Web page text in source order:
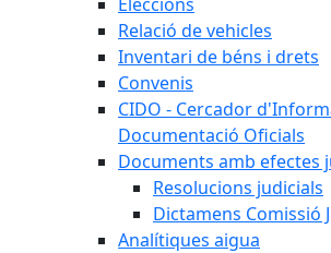
Relació de vehicles
Inventari de béns i drets
Convenis
CIDO - Cercador
Documentació Oficials
Documents amb efectes
Resolucions judicials
Dictamens Comissió
Analítiques aigua